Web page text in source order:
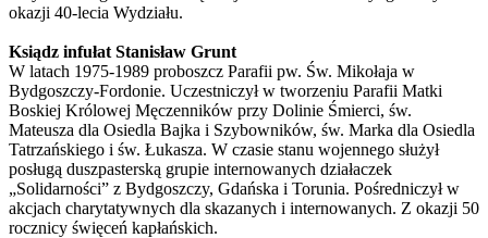
okazji 40-lecia Wydziału.
Ksiądz infułat Stanisław Grunt
W latach 1975-1989 proboszcz Parafii pw. Św. Mikołaja w
Bydgoszczy-Fordonie. Uczestniczył w tworzeniu Parafii Matki
Boskiej Królowej Męczenników przy Dolinie Śmierci, św.
Mateusza dla Osiedla Bajka i Szybowników, św. Marka dla Osiedla
Tatrzańskiego i św. Łukasza. W czasie stanu wojennego służył
posługą duszpasterską grupie internowanych działaczek
„Solidarności” z Bydgoszczy, Gdańska i Torunia. Pośredniczył w
akcjach charytatywnych dla skazanych i internowanych. Z okazji 50
rocznicy święceń kapłańskich.